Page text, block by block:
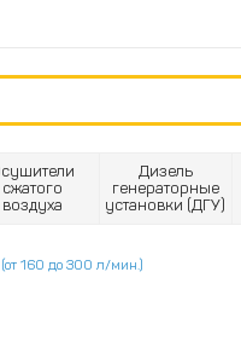
сжатого
воздуха
Дизель
генераторные
установки (ДГУ)
160 до 300 л/мин.)